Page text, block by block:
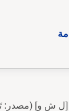
[ل ش و] (مصدر: